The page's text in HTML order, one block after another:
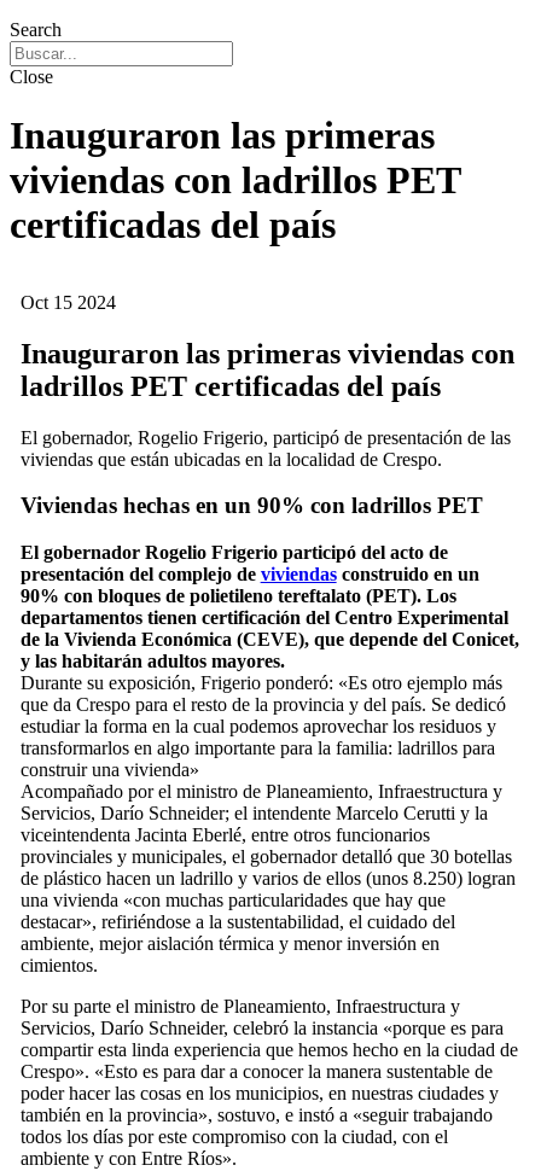
Search
Close
Inauguraron las primeras
viviendas con ladrillos PET
certificadas del país
Oct 15 2024
Inauguraron las primeras viviendas con
ladrillos PET certificadas del país
El gobernador, Rogelio Frigerio, participó de presentación de las
viviendas que están ubicadas en la localidad de Crespo.
Viviendas hechas en un 90% con ladrillos PET
El gobernador Rogelio Frigerio participó del acto de
presentación del complejo de viviendasconstruido en un
90% con bloques de polietileno tereftalato (PET). Los
departamentos tienen certificación del Centro Experimental
de la Vivienda Económica (CEVE), que depende del Conicet,
y las habitarán adultos mayores.
Durante su exposición, Frigerio ponderó: «Es otro ejemplo más
que da Crespo para el resto de la provincia y del país. Se dedicó
estudiar la forma en la cual podemos aprovechar los residuos y
transformarlos en algo importante para la familia: ladrillos para
construir una vivienda»
Acompañado por el ministro de Planeamiento, Infraestructura y
Servicios, Darío Schneider; el intendente Marcelo Cerutti y la
viceintendenta Jacinta Eberlé, entre otros funcionarios
provinciales y municipales, el gobernador detalló que 30 botellas
de plástico hacen un ladrillo y varios de ellos (unos 8.250) logran
una vivienda «con muchas particularidades que hay que
destacar», refiriéndose a la sustentabilidad, el cuidado del
ambiente, mejor aislación térmica y menor inversión en
cimientos.
Por su parte el ministro de Planeamiento, Infraestructura y
Servicios, Darío Schneider, celebró la instancia «porque es para
compartir esta linda experiencia que hemos hecho en la ciudad de
Crespo». «Esto es para dar a conocer la manera sustentable de
poder hacer las cosas en los municipios, en nuestras ciudades y
también en la provincia», sostuvo, e instó a «seguir trabajando
todos los días por este compromiso con la ciudad, con el
ambiente y con Entre Ríos».